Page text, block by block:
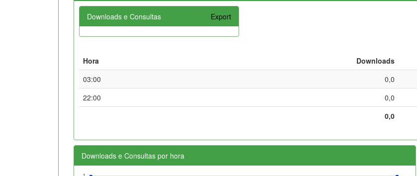
Downloads e Consultas Export
Hora Downloads
03:00
0,0
22:00
0,0
0,0
Downloads e Consultas por hora